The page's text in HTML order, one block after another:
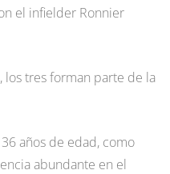
el infielder Ronnier
los tres forman parte de la
años de edad, como
abundante en el